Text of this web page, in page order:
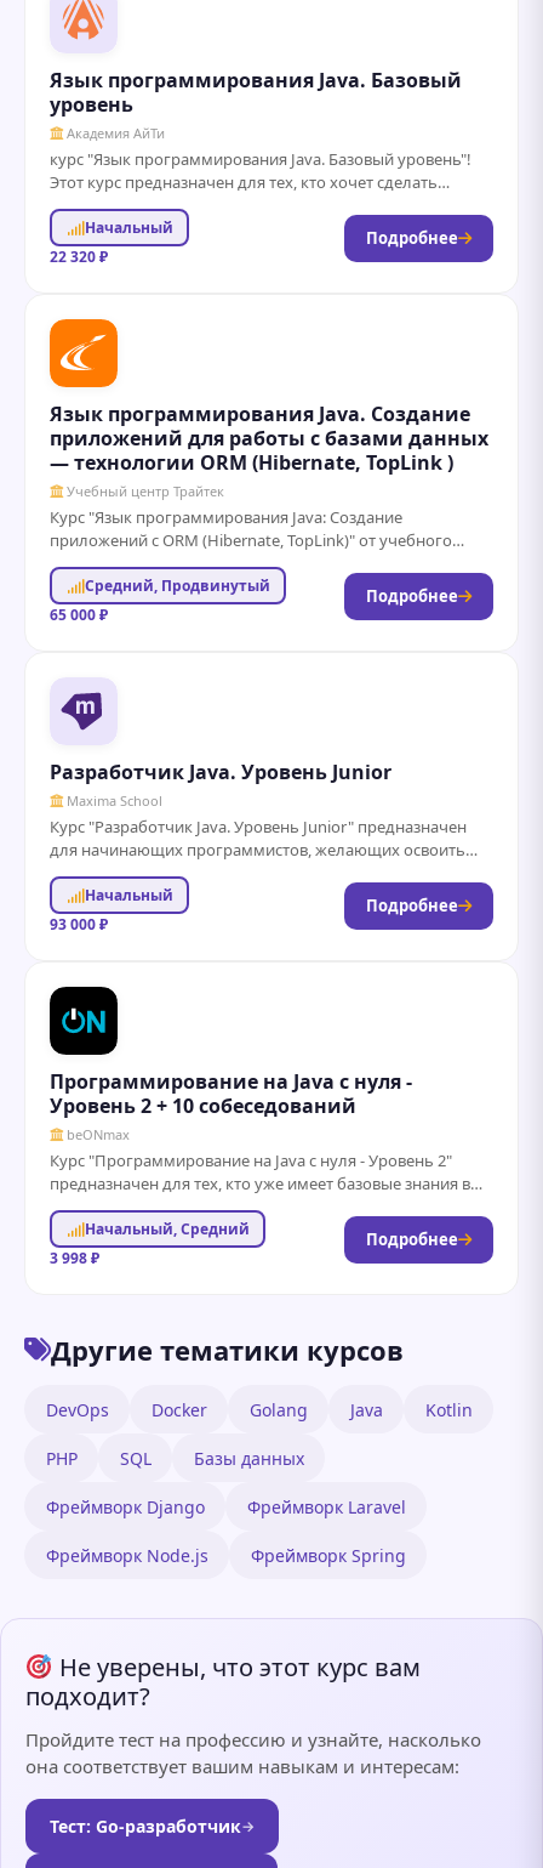
Язык программирования Java. Базовый
уровень
Академия АйТи
курс "Язык программирования Java. Базовый уровень"!
Этот курс предназначен для тех, кто хочет сделать
первые шаги в мире программирования и...
Начальный
22 320 ₽
Подробнее
Язык программирования Java. Создание
приложений для работы с базами данных
— технологии ORM (Hibernate, TopLink )
Учебный центр Трайтек
Курс "Язык программирования Java: Создание
приложений с ORM (Hibernate, TopLink)" от учебного
центра Трайтек предлагает глубокое погружение в
разработку приложений...
Средний, Продвинутый
65 000 ₽
Подробнее
Разработчик Java. Уровень Junior
Maxima School
Курс "Разработчик Java. Уровень Junior" предназначен
для начинающих программистов, желающих освоить
основы языка Java и разработки программного
обеспечения. В рамках...
Начальный
93 000 ₽
Подробнее
Программирование на Java с нуля -
Уровень 2 + 10 собеседований
beONmax
Курс "Программирование на Java с нуля - Уровень 2"
предназначен для тех, кто уже имеет базовые знания в
программировании и...
Начальный, Средний
3 998 ₽
Подробнее
Другие тематики курсов
DevOps Docker Golang Java Kotlin
PHP SQL Базы данных
Фреймворк Django Фреймворк Laravel
Фреймворк Node.js Фреймворк Spring
Не уверены, что этот курс вам
подходит?
Пройдите тест на профессию и узнайте, насколько
она соответствует вашим навыкам и интересам:
Тест: Go-разработчик→